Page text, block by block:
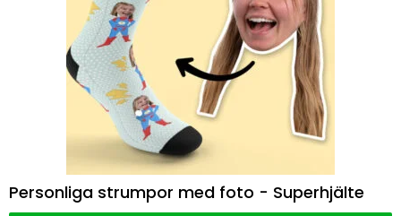
Personliga strumpor med foto - Superhjälte